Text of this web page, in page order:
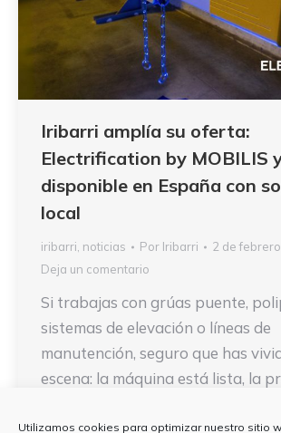
Utilizamos cookies para optimizar nuestro sitio
Iribarri amplía su oferta:
Electrification by MOBILIS
disponible en España con
local
iribarri, noticias Por Iribarri
2 de
Deja un comentario
Si trabajas con grúas puente,
sistemas de elevación o líneas de
manutención, seguro que has
escena: la máquina está lista, la